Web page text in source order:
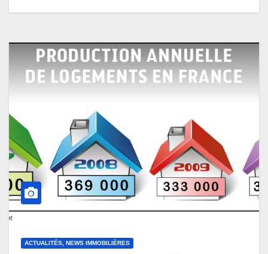
ACTUALITÉS, NEWS IMMOBILIÈRES